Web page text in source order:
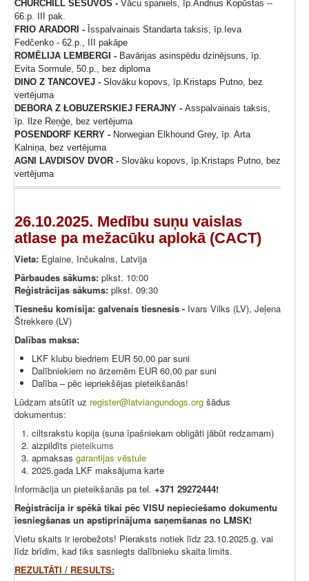
CHURCHILL ŠEŠUVOS - Vācu spaniels, īp.Andrius Kopūstas --
66.p. III pak.
FRIO ARADORI - Īsspalvainais Standarta taksis, īp.Ieva
Fedčenko - 62.p., III pakāpe
ROMĒLIJA LEMBERGI - Bavārijas asinspēdu dzinējsuns, īp.
Evita Sormule, 50.p., bez diploma
DINO Z TANCOVEJ - Slovāku kopovs, īp.Kristaps Putno, bez
vertējuma
DEBORA Z ŁOBUZERSKIEJ FERAJNY - Asspalvainais taksis,
īp. Ilze Reņģe, bez vertējuma
POSENDORF KERRY - Norwegian Elkhound Grey, īp. Arta
Kalniņa, bez vertējuma
AGNI LAVDISOV DVOR - Slovāku kopovs, īp.Kristaps Putno, bez
vertējuma
26.10.2025. Medību suņu vaislas
atlase pa mežacūku aplokā (CACT)
Vieta: Eglaine, Inčukalns, Latvija
Pārbaudes sākums: plkst. 10:00
Reģistrācijas sākums: plkst. 09:30
Tiesnešu komisija: galvenais tiesnesis - Ivars Vilks (LV), Jeļena
Štrekkere (LV)
Dalības maksa:
LKF klubu biedriem EUR 50,00 par suni
Dalībniekiem no ārzemēm EUR 60,00 par suni
Dalība – pēc iepriekšējas pieteikšanās!
Lūdzam atsūtīt uz register@latviangundogs.org šādus
dokumentus:
ciltsrakstu kopija (suna īpašniekam obligāti jābūt redzamam)
aizpildīts pieteikums
apmaksas garantijas vēstule
2025.gada LKF maksājuma karte
Informācija un pieteikšanās pa tel. +371 29272444!
Reģistrācija ir spēkā tikai pēc VISU nepieciešamo dokumentu
iesniegšanas un apstiprinājuma saņemšanas no LMSK!
Vietu skaits ir ierobežots! Pieraksts notiek līdz 23.10.2025.g. vai
līdz brīdim, kad tiks sasniegts dalībnieku skaita limits.
REZULTĀTI / RESULTS: